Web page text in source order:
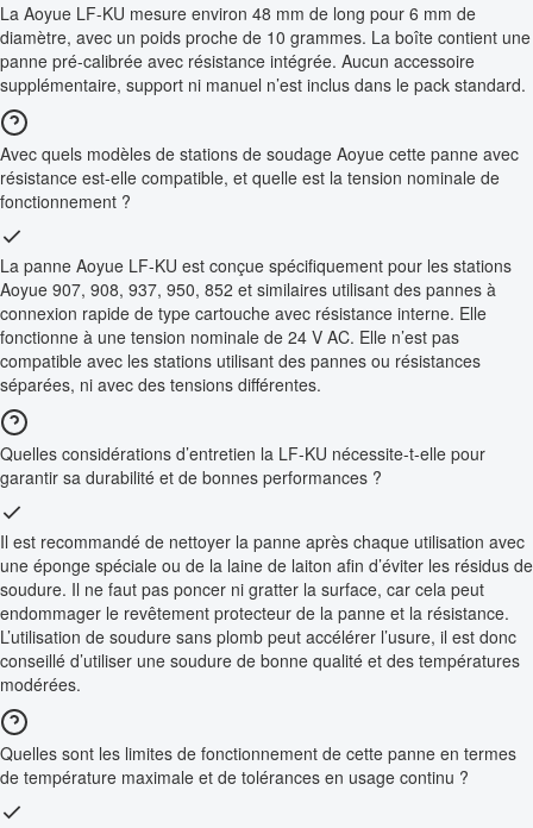
La Aoyue LF-KU mesure environ 48 mm de long pour 6 mm de
diamètre, avec un poids proche de 10 grammes. La boîte contient une
panne pré-calibrée avec résistance intégrée. Aucun accessoire
supplémentaire, support ni manuel n’est inclus dans le pack standard.
Avec quels modèles de stations de soudage Aoyue cette panne avec
résistance est-elle compatible, et quelle est la tension nominale de
fonctionnement ?
La panne Aoyue LF-KU est conçue spécifiquement pour les stations
Aoyue 907, 908, 937, 950, 852 et similaires utilisant des pannes à
connexion rapide de type cartouche avec résistance interne. Elle
fonctionne à une tension nominale de 24 V AC. Elle n’est pas
compatible avec les stations utilisant des pannes ou résistances
séparées, ni avec des tensions différentes.
Quelles considérations d’entretien la LF-KU nécessite-t-elle pour
garantir sa durabilité et de bonnes performances ?
Il est recommandé de nettoyer la panne après chaque utilisation avec
une éponge spéciale ou de la laine de laiton afin d’éviter les résidus de
soudure. Il ne faut pas poncer ni gratter la surface, car cela peut
endommager le revêtement protecteur de la panne et la résistance.
L’utilisation de soudure sans plomb peut accélérer l’usure, il est donc
conseillé d’utiliser une soudure de bonne qualité et des températures
modérées.
Quelles sont les limites de fonctionnement de cette panne en termes
de température maximale et de tolérances en usage continu ?